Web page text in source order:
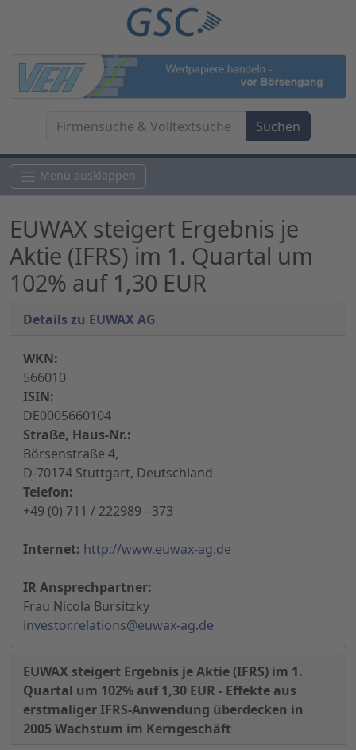
Menü ausklappen
EUWAX steigert Ergebnis je
Aktie (IFRS) im 1. Quartal um
102% auf 1,30 EUR
Details zu EUWAX AG
WKN:
566010
ISIN:
DE0005660104
Straße, Haus-Nr.:
Börsenstraße 4,
D-70174 Stuttgart, Deutschland
Telefon:
+49 (0) 711 / 222989 - 373
Internet: http://www.euwax-ag.de
IR Ansprechpartner:
Frau Nicola Bursitzky
investor.relations@euwax-ag.de
EUWAX steigert Ergebnis je Aktie (IFRS) im 1.
Quartal um 102% auf 1,30 EUR - Effekte aus
erstmaliger IFRS-Anwendung überdecken in
2005 Wachstum im Kerngeschäft